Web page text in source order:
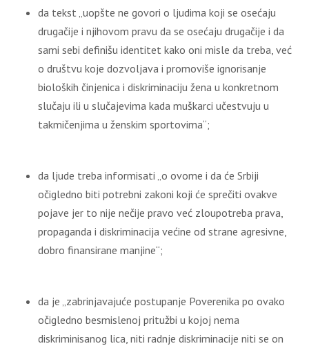
da tekst „uopšte ne govori o ljudima koji se osećaju
drugačije i njihovom pravu da se osećaju drugačije i da
sami sebi definišu identitet kako oni misle da treba, već
o društvu koje dozvoljava i promoviše ignorisanje
bioloških činjenica i diskriminaciju žena u konkretnom
slučaju ili u slučajevima kada muškarci učestvuju u
takmičenjima u ženskim sportovima“;
da ljude treba informisati „o ovome i da će Srbiji
očigledno biti potrebni zakoni koji će sprečiti ovakve
pojave jer to nije nečije pravo već zloupotreba prava,
propaganda i diskriminacija većine od strane agresivne,
dobro finansirane manjine“;
da je „zabrinjavajuće postupanje Poverenika po ovako
očigledno besmislenoj pritužbi u kojoj nema
diskriminisanog lica, niti radnje diskriminacije niti se on